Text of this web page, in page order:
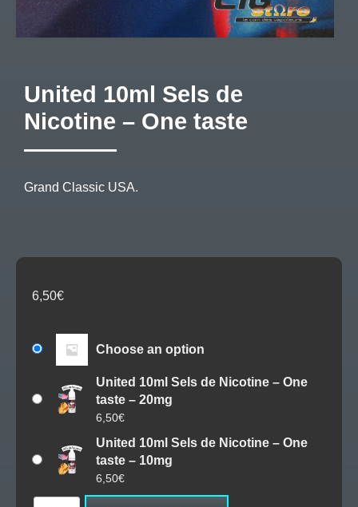
United 10ml Sels de
Nicotine – One taste
Grand Classic USA.
6,50€
Choose an option
United 10ml Sels de Nicotine – One
taste – 20mg
6,50€
United 10ml Sels de Nicotine – One
taste – 10mg
6,50€